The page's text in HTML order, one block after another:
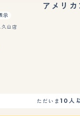
アメリ
示
山店
ただいま10人